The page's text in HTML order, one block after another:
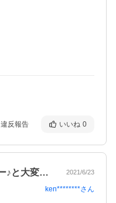
違反報告 いいね 0
親に送ったら、初めて食べたー♪と大変喜… 2021/6/23
ken********さん